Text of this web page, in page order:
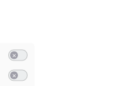
zu Speichern von oder Zugriff auf